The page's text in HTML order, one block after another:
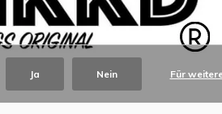
Ja Nein Für